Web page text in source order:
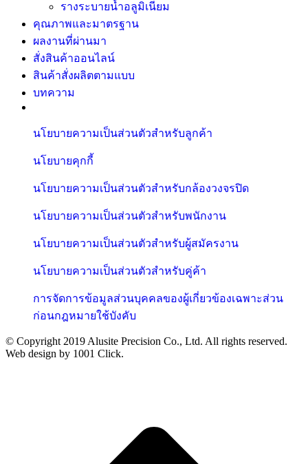
รางระบายน้ำอลูมิเนียม
คุณภาพและมาตรฐาน
ผลงานที่ผ่านมา
สั่งสินค้าออนไลน์
สินค้าสั่งผลิตตามแบบ
บทความ
นโยบายความเป็นส่วนตัวสำหรับลูกค้า
นโยบายคุกกี้
นโยบายความเป็นส่วนตัวสำหรับกล้องวงจรปิด
นโยบายความเป็นส่วนตัวสำหรับพนักงาน
นโยบายความเป็นส่วนตัวสำหรับผู้สมัครงาน
นโยบายความเป็นส่วนตัวสำหรับคู่ค้า
การจัดการข้อมูลส่วนบุคคลของผู้เกี่ยวข้องเฉพาะส่วน
ก่อนกฎหมายใช้บังคับ
© Copyright 2019 Alusite Precision Co., Ltd. All rights reserved.
Web design by 1001 Click.